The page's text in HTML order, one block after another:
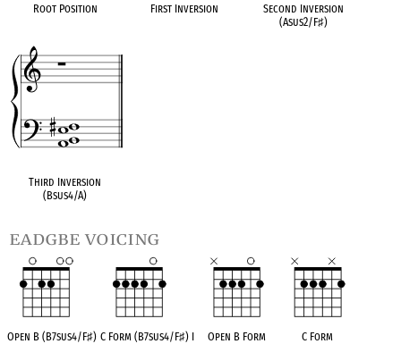
Root Position First Inversion
Second Inversion
(Asus2/F♯)
Third Inversion
(Bsus4/A)
eadgbe voicing
Open B (B7sus4/F♯) C Form (B7sus4/F♯) I Open B Form C Form